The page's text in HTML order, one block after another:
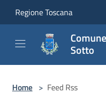
Regione Toscana
Sotto
Home > Feed Rss